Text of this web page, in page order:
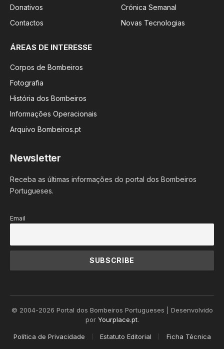
Donativos
Contactos
Crónica Semanal
Novas Tecnologias
ÁREAS DE INTERESSE
Corpos de Bombeiros
Fotografia
História dos Bombeiros
Informações Operacionais
Arquivo Bombeiros.pt
Newsletter
Receba as últimas informações do portal dos Bombeiros
Portugueses.
Email
© 2004-2026 Portal dos Bombeiros Portugueses | Desenvolvido
por Yourplace.pt.
Política de Privacidade Estatuto Editorial Ficha Técnica